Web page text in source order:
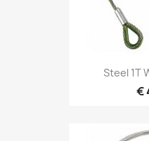

Steel 1T
€